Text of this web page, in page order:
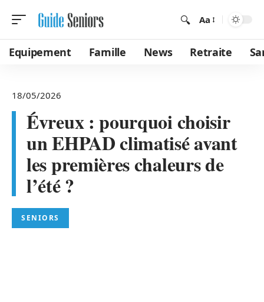
Aa
Equipement Famille News Retraite
18/05/2026
Évreux : pourquoi choisir
un EHPAD climatisé avant
les premières chaleurs de
l’été ?
SENIORS